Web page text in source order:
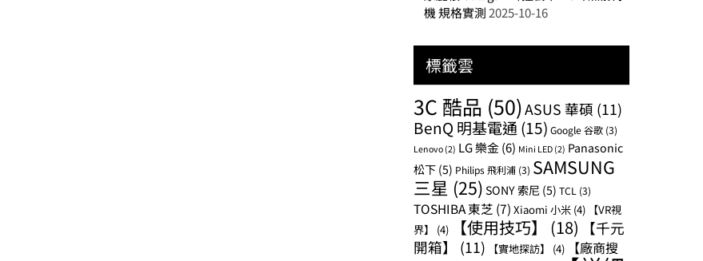
機 規格實測2025-10-16
標籤雲
3C 酷品 (50)ASUS 華碩 (11)
BenQ 明基電通 (15) Google 谷歌 (3)
Lenovo (2) LG 樂金(6) Mini LED (2) Panasonic
松下 (5) Philips 飛利浦 (3) SAMSUNG
三星 (25) SONY 索尼 (5) TCL (3)
TOSHIBA 東芝 (7) Xiaomi 小米 (4) 【VR視
界】
(4) 【使用技巧】 (18)
【千元
開箱】
(11) 【實地探訪】 (4)
【廠商搜